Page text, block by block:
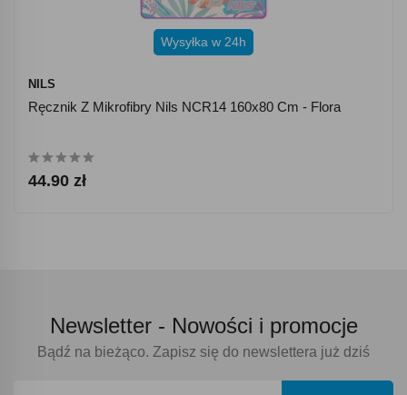
Wysyłka w 24h
NILS
Ręcznik Z Mikrofibry Nils NCR14 160x80 Cm - Flora
44.90 zł
Newsletter - Nowości i promocje
Bądź na bieżąco. Zapisz się do newslettera już dziś